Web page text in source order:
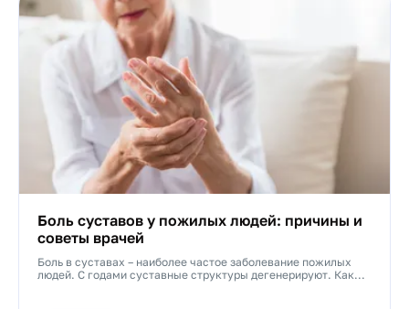
Боль суставов у пожилых людей: причины и
советы врачей
Боль в суставах – наиболее частое заболевание пожилых
людей. С годами суставные структуры дегенерируют. Как...